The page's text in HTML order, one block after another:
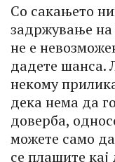
Со сакањето
задржување на
не е
дадете шанса.
некому
дека нема да
доверба,
можете само
се плашите кај